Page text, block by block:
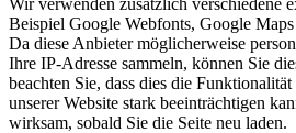
Wir verwenden zusätzlich verschiedene
Beispiel Google Webfonts, Google
Da diese Anbieter möglicherweise
Ihre IP-Adresse sammeln, können Sie
beachten Sie, dass dies die
unserer Website stark beeinträchtigen
wirksam, sobald Sie die Seite neu laden.